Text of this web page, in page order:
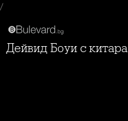
/
Дейвид Боуи с китара